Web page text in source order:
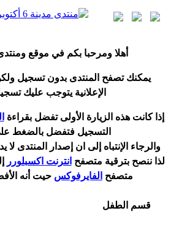
هلا ومرحبا بكم في موقع
يمكنك تصفح المنتدى بدون تسجيل
الإعلانية يتوجب عليك
إذا كانت هذه الزيارة الأولى تفضل بقراءة
التسجيل فتفضل بالضغط
والرجاء الإنتباه إلى ان إصدار المنتدى لا
لذا ننصح بترقية متصفح انترنت اكسبلورر
متصفح الفايرفوكس حيت نه
قسم الطفل